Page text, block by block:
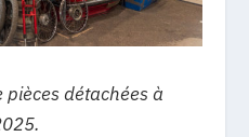
détachées à